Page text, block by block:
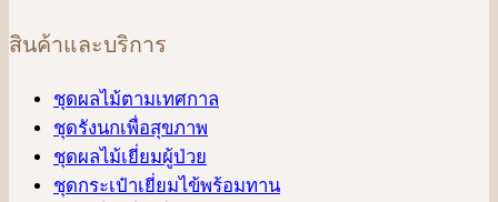
สินค้าและบริการ
ชุดผลไม้ตามเทศกาล
ชุดรังนกเพื่อสุขภาพ
ชุดผลไม้เยี่ยมผู้ป่วย
ชุดกระเป๋าเยี่ยมไข้พร้อมทาน